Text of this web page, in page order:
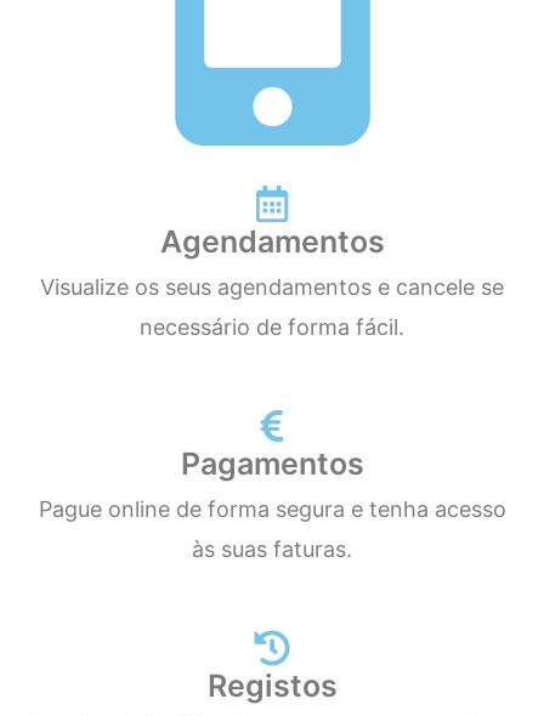
Agendamentos
Visualize os seus agendamentos e cancele se
necessário de forma fácil.
Pagamentos
Pague online de forma segura e tenha acesso
às suas faturas.
Registos